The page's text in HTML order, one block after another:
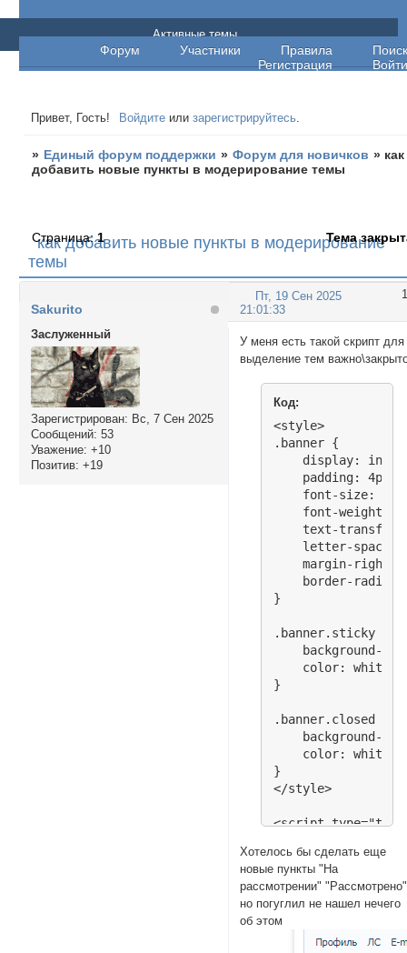
Единый форум поддержки
Форум Участники Правила
Поиск
Регистрация
Войти
Активные темы
Привет, Гость! Войдите илизарегистрируйтесь.
» Единый форум поддержки » Форум для новичков » как
добавить новые пункты в модерирование темы
как добавить новые пункты в модерирование
темы
Страница:1 Тема
1
Пт, 19 Сен 2025
21:01:33
Sakurito
Заслуженный
Зарегистрирован: Вс, 7 Сен 2025
Сообщений: 53
Уважение: +10
Позитив: +19
У меня есть такой скрипт для
выделение тем
Код:
<style>
.banner {
display:
padding: 4px
font-size:
font-weight:
text-
letter-
margin-right:
border-
}
.banner.sticky {
background-
    color: white;
}
.banner.closed {
background-
    color: white;
}
</style>
<script
var no = 0;
for (no = 0; no
var link =
    if (link) {
var
var
Хотелось бы сделать еще
новые пункты "На
рассмотрении" "Рассмотрено"
но погуглил не нашел нечего
об этом